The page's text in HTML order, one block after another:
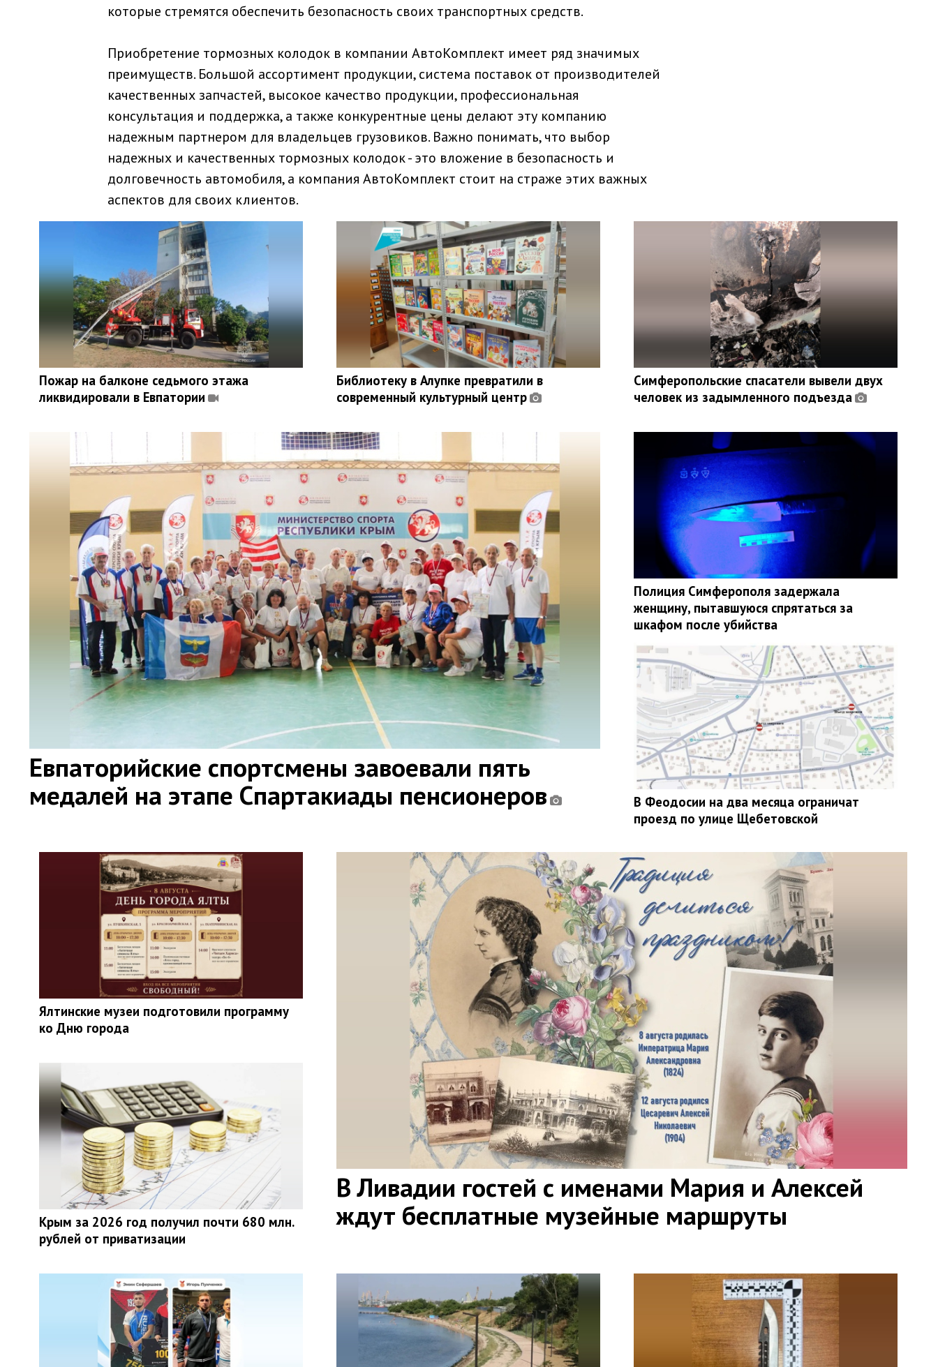
которые стремятся обеспечить безопасность своих транспортных средств.
Приобретение тормозных колодок в компании АвтоКомплект имеет ряд значимых
преимуществ. Большой ассортимент продукции, система поставок от производителей
качественных запчастей, высокое качество продукции, профессиональная
консультация и поддержка, а также конкурентные цены делают эту компанию
надежным партнером для владельцев грузовиков. Важно понимать, что выбор
надежных и качественных тормозных колодок - это вложение в безопасность и
долговечность автомобиля, а компания АвтоКомплект стоит на страже этих важных
аспектов для своих клиентов.
Пожар на балконе седьмого этажа
ликвидировали в Евпатории
Библиотеку в Алупке превратили в
современный культурный центр
Симферопольские спасатели вывели двух
человек из задымленного подъезда
Евпаторийские спортсмены завоевали пять
медалей на этапе Спартакиады пенсионеров
Полиция Симферополя задержала
женщину, пытавшуюся спрятаться за
шкафом после убийства
В Феодосии на два месяца ограничат
проезд по улице Щебетовской
В Ливадии гостей с именами Мария и Алексей
ждут бесплатные музейные маршруты
Ялтинские музеи подготовили программу
ко Дню города
Крым за 2026 год получил почти 680 млн.
рублей от приватизации